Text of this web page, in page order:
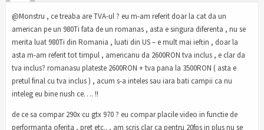
@Monstru , ce treaba are TVA-ul ? eu m-am referit doar la cat da un
american pe un 980Ti fata de un romanas , asta e singura diferenta , nu se
merita luat 980Ti din Romania , luati din US – e mult mai ieftin , doar la
asta m-am referit tot timpul , americanu da 2600RON tva inclus , e clar da
tva inclus? romanasu plateste 2600RON + tva pana la 3500RON ( asta e
pretul final cu tva inclus ) , acum s-a inteles sau iara bati campii ca nu
inteleg eu bine nush ce…. !!
de ce sa compar 290x cu gtx 970 ? eu compar placile video in functie de
performanta oferita , pret etc.. , am scris clar ca pentru 20fps in plus nu se